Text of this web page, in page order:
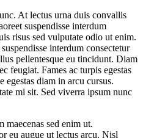
At lectus urna duis convallis
suspendisse interdum
risus sed vulputate odio ut enim.
interdum consectetur
pellentesque eu tincidunt. Diam
feugiat. Fames ac turpis egestas
egestas diam in arcu cursus.
mi sit. Sed viverra ipsum nunc
maecenas sed enim ut.
eu augue ut lectus arcu. Nisl